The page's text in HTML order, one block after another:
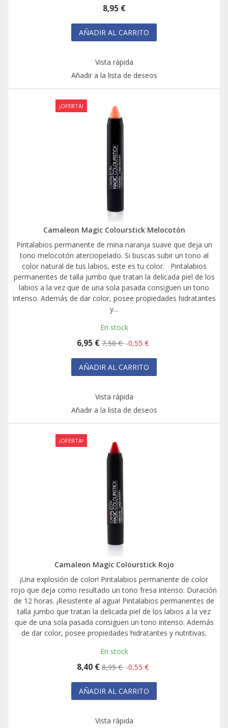
8,95 €
AÑADIR AL CARRITO
Vista rápida
Añadir a la lista de deseos
¡OFERTA!
Camaleon Magic Colourstick Melocotón
Pintalabios permanente de mina naranja suave que deja un
tono melocotón aterciopelado. Si buscas subir un tono al
color natural de tus labios, este es tu color. Pintalabios
permanentes de talla jumbo que tratan la delicada piel de los
labios a la vez que de una sola pasada consiguen un tono
intenso. Además de dar color, posee propiedades hidratantes
y...
En stock
6,95 € 7,50 € -0,55 €
AÑADIR AL CARRITO
Vista rápida
Añadir a la lista de deseos
¡OFERTA!
Camaleon Magic Colourstick Rojo
¡Una explosión de color! Pintalabios permanente de color
rojo que deja como resultado un tono fresa intenso. Duración
de 12 horas. ¡Resistente al agua! Pintalabios permanentes de
talla jumbo que tratan la delicada piel de los labios a la vez
que de una sola pasada consiguen un tono intenso. Además
de dar color, posee propiedades hidratantes y nutritivas.
En stock
8,40 € 8,95 € -0,55 €
AÑADIR AL CARRITO
Vista rápida